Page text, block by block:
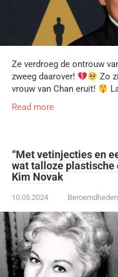
Ze verdroeg de ontrouw
zweeg daarover!
Zo
vrouw van Chan eruit!
Read more
“Met vetinjecties en
wat talloze
Kim Novak
10.05.2024 Beroemdheden